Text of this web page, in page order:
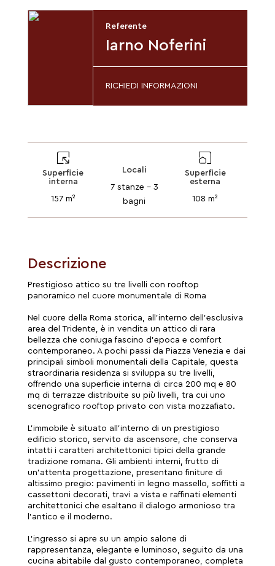
Referente
Iarno Noferini
RICHIEDI INFORMAZIONI
Superficie
interna
157 m²
Locali
7 stanze - 3
bagni
Superficie
esterna
108 m²
Descrizione
Prestigioso attico su tre livelli con rooftop
panoramico nel cuore monumentale di Roma
Nel cuore della Roma storica, all’interno dell’esclusiva
area del Tridente, è in vendita un attico di rara
bellezza che coniuga fascino d’epoca e comfort
contemporaneo. A pochi passi da Piazza Venezia e dai
principali simboli monumentali della Capitale, questa
straordinaria residenza si sviluppa su tre livelli,
offrendo una superficie interna di circa 200 mq e 80
mq di terrazze distribuite su più livelli, tra cui uno
scenografico rooftop privato con vista mozzafiato.
L’immobile è situato all’interno di un prestigioso
edificio storico, servito da ascensore, che conserva
intatti i caratteri architettonici tipici della grande
tradizione romana. Gli ambienti interni, frutto di
un’attenta progettazione, presentano finiture di
altissimo pregio: pavimenti in legno massello, soffitti a
cassettoni decorati, travi a vista e raffinati elementi
architettonici che esaltano il dialogo armonioso tra
l’antico e il moderno.
L’ingresso si apre su un ampio salone di
rappresentanza, elegante e luminoso, seguito da una
cucina abitabile dal gusto contemporaneo, completa